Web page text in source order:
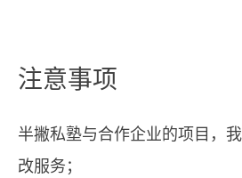
注意事项
半撇私塾与合作企业的项目，
改服务；